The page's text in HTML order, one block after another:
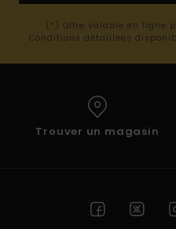
(*) Offre valable en ligne
Conditions détaillées
Trouver un magasin